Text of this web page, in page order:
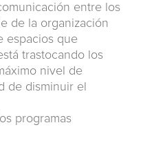
entre los
de la organización
espacios que
trastocando los
nivel de
de disminuir el
programas